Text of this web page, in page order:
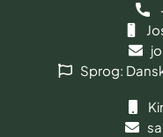
Sprog: